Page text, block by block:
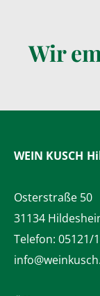
Wir
WEIN KUSCH
Osterstraße 50
31134
Telefon: 05121/